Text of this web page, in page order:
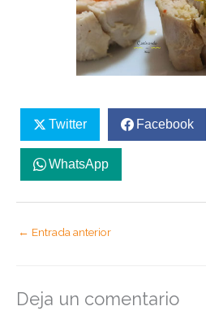
Twitter Facebook
WhatsApp
← Entrada anterior
Deja un comentario